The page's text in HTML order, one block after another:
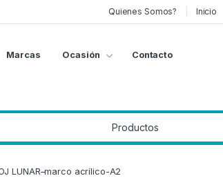
Quienes Somos? Inicio
Marcas Ocasión Contacto
LUNAR–marco acrílico-A2